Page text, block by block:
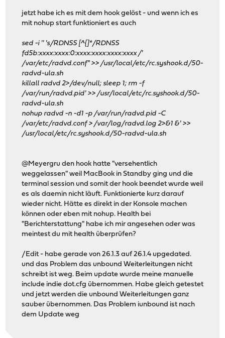
jetzt habe ich es mit dem hook gelöst - und wenn ich es
mit nohup start funktioniert es auch
sed -i '' 's/RDNSS [^{]*/RDNSS
fd5b:xxxx:xxxx:0:xxxx:xxxx:xxxx:xxxx /'
/var/etc/radvd.conf" >> /usr/local/etc/rc.syshook.d/50-
radvd-ula.sh
killall radvd 2>/dev/null; sleep 1; rm -f
/var/run/radvd.pid' >> /usr/local/etc/rc.syshook.d/50-
radvd-ula.sh
nohup radvd -n -d1 -p /var/run/radvd.pid -C
/var/etc/radvd.conf > /var/log/radvd.log 2>&1 &' >>
/usr/local/etc/rc.syshook.d/50-radvd-ula.sh
@Meyergru den hook hatte "versehentlich
weggelassen" weil MacBook in Standby ging und die
terminal session und somit der hook beendet wurde weil
es als daemin nicht läuft. Funktionierte kurz darauf
wieder nicht. Hätte es direkt in der Konsole machen
können oder eben mit nohup. Health bei
"Berichterstattung" habe ich mir angesehen oder was
meintest du mit health überprüfen?
/Edit - habe gerade von 26.1.3 auf 26.1.4 upgedated.
und das Problem das unbound Weiterleitungen nicht
schreibt ist weg. Beim update wurde meine manuelle
include indie dot.cfg übernommen. Habe gleich getestet
und jetzt werden die unbound Weiterleitungen ganz
sauber übernommen. Das Problem iunbound ist nach
dem Update weg